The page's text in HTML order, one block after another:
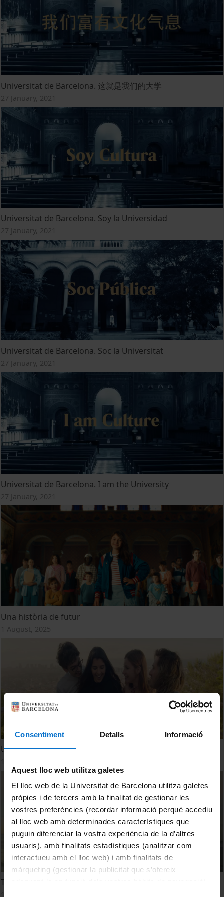
Consentiment Detalls Informació
Aquest lloc web utilitza galetes
El lloc web de la Universitat de Barcelona utilitza galetes
pròpies i de tercers amb la finalitat de gestionar les
vostres preferències (recordar informació perquè accediu
al lloc web amb determinades característiques que
puguin diferenciar la vostra experiència de la d’altres
usuaris), amb finalitats estadístiques (analitzar com
interactueu amb el lloc web) i amb finalitats de
màrqueting (gestionar la publicitat que s’ofereix
Universitat de Barcelona. 这就是我们的大学
27 January, 2021
Universitat de Barcelona. Soy la Universidad
27 January, 2021
Universitat de Barcelona. Soc la Universitat
27 January, 2021
Universitat de Barcelona. I am the University
27 January, 2021
Una història de futur
1 August, 2025
UB. La teva Universitat
Trio la vida a la UB